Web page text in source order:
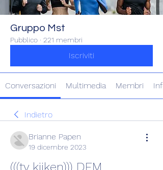
Gruppo Mst
Pubblico · 221 membri
Iscriviti
Conversazioni Multimedia Membri Info
Indietro
Brianne Papen
19 dicembre 2023
(((tv kijken))) DEM